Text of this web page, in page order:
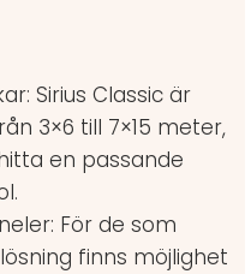
Sirius Classic är
3×6 till 7×15 meter,
en passande
För de som
finns möjlighet